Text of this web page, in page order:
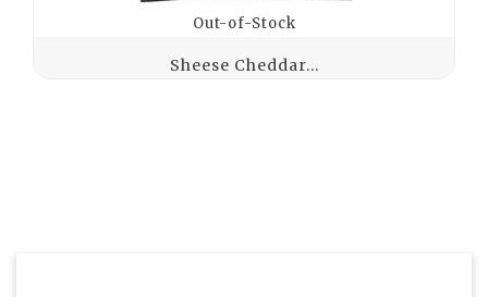
Out-of-Stock
Sheese Cheddar...